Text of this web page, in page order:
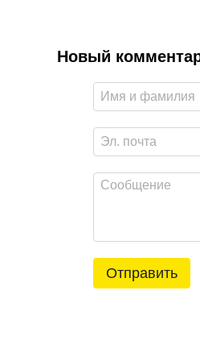
Новый
Отправить